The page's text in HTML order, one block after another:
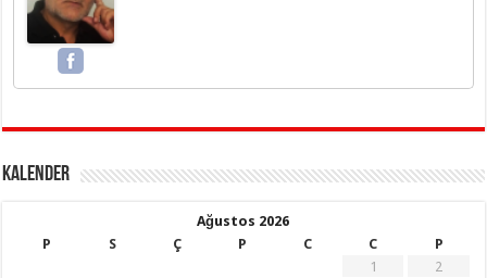
KALENDER
Ağustos 2026
P
S Ç P C C
P
1
2